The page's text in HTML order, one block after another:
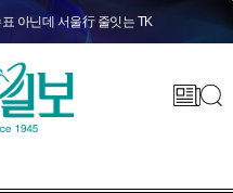
아닌데 서울行 줄잇는 TK